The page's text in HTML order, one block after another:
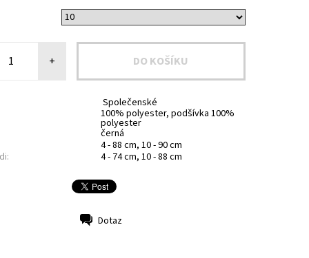
+
Společenské
100% polyester, podšívka 100%
polyester
černá
4 - 88 cm, 10 - 90 cm
4 - 74 cm, 10 - 88 cm
Dotaz